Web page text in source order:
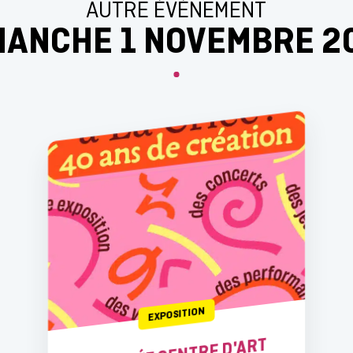
AUTRE ÉVÉNEMENT
1 NOVEMBRE
EXPOSITION